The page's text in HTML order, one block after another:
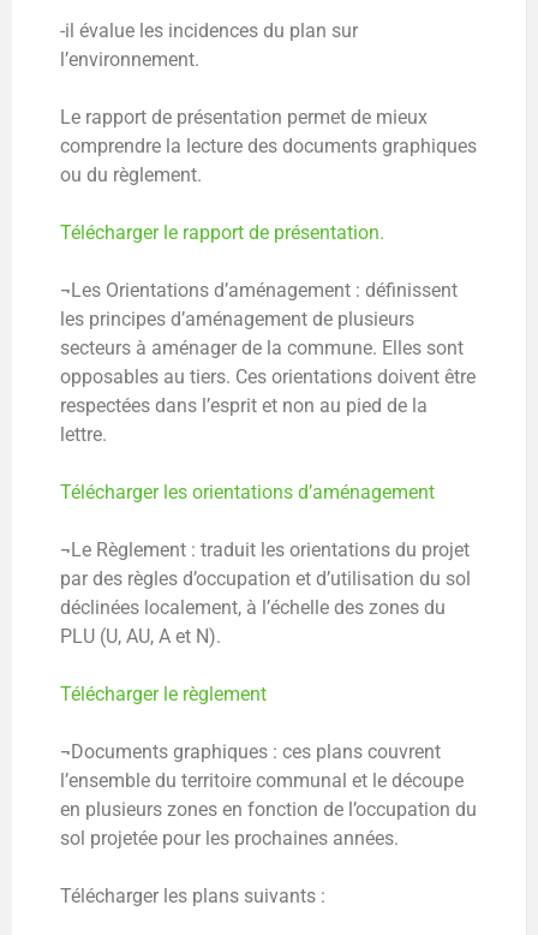
-il évalue les incidences du plan sur
l’environnement.
Le rapport de présentation permet de mieux
comprendre la lecture des documents graphiques
ou du règlement.
Télécharger le rapport de présentation.
¬Les Orientations d’aménagement : définissent
les principes d’aménagement de plusieurs
secteurs à aménager de la commune. Elles sont
opposables au tiers. Ces orientations doivent être
respectées dans l’esprit et non au pied de la
lettre.
Télécharger les orientations d’aménagement
¬Le Règlement : traduit les orientations du projet
par des règles d’occupation et d’utilisation du sol
déclinées localement, à l’échelle des zones du
PLU (U, AU, A et N).
Télécharger le règlement
¬Documents graphiques : ces plans couvrent
l’ensemble du territoire communal et le découpe
en plusieurs zones en fonction de l’occupation du
sol projetée pour les prochaines années.
Télécharger les plans suivants :